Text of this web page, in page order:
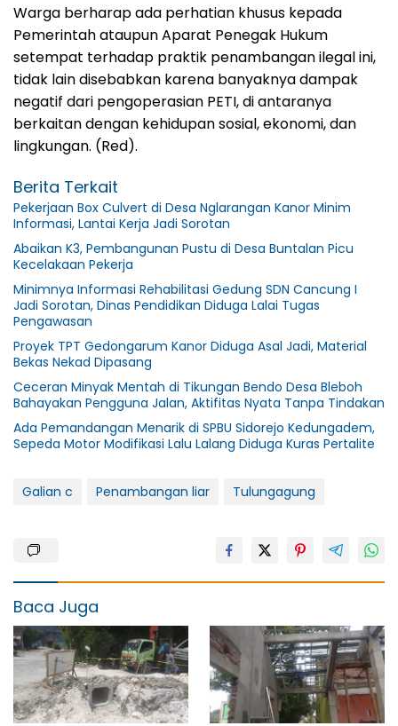
Warga berharap ada perhatian khusus kepada
Pemerintah ataupun Aparat Penegak Hukum
setempat terhadap praktik penambangan ilegal ini,
tidak lain disebabkan karena banyaknya dampak
negatif dari pengoperasian PETI, di antaranya
berkaitan dengan kehidupan sosial, ekonomi, dan
lingkungan. (Red).
Berita Terkait
Pekerjaan Box Culvert di Desa Nglarangan Kanor Minim
Informasi, Lantai Kerja Jadi Sorotan
Abaikan K3, Pembangunan Pustu di Desa Buntalan Picu
Kecelakaan Pekerja
Minimnya Informasi Rehabilitasi Gedung SDN Cancung I
Jadi Sorotan, Dinas Pendidikan Diduga Lalai Tugas
Pengawasan
Proyek TPT Gedongarum Kanor Diduga Asal Jadi, Material
Bekas Nekad Dipasang
Ceceran Minyak Mentah di Tikungan Bendo Desa Bleboh
Bahayakan Pengguna Jalan, Aktifitas Nyata Tanpa Tindakan
Ada Pemandangan Menarik di SPBU Sidorejo Kedungadem,
Sepeda Motor Modifikasi Lalu Lalang Diduga Kuras Pertalite
Galian c Penambangan liar Tulungagung
Baca Juga